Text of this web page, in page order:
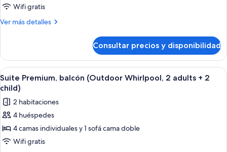
Premium,
2
vistas
a
la
piscina
(2
adults
+
2
children)
Wifi gratis
Ver más detalles
Más
Premium,
habitaciones,
balcón,
la
(2
adults
Consultar precios y disponibilidad
Abrir
todas
las
fotos
de
Suite
Premium,
Un dormitorio con cama, mesitas de
9
Suite Premium, balcón (Outdoor Whirlpool, 2 adults + 2
child)
2 habitaciones
4 huéspedes
4 camas individuales y 1 sofá cama doble
Wifi gratis